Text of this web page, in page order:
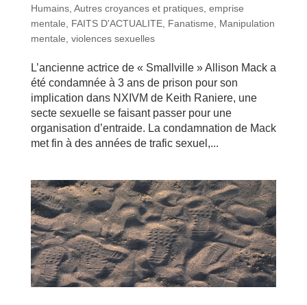
Humains, Autres croyances et pratiques, emprise
mentale
FAITS D'ACTUALITE, Fanatisme
Manipulation
mentale violences sexuelles
L’ancienne actrice de « Smallville » Allison Mack a
été condamnée à 3 ans de prison pour son
implication dans NXIVM de Keith Raniere, une
secte sexuelle se faisant passer pour une
organisation d’entraide. La condamnation de Mack
met fin à des années de trafic sexuel,...